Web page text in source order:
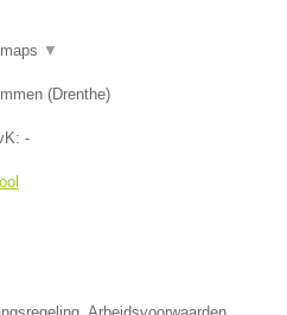
▼
(Drenthe)
-